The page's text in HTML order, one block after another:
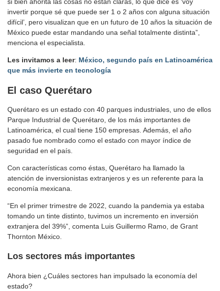
invertir porque sé que puede ser 1 o 2 años con alguna situación
difícil’, pero visualizan que en un futuro de 10 años la situación de
México puede estar mandando una señal totalmente distinta”,
menciona el especialista.
Les invitamos a leer: México, segundo país en Latinoamérica
que más invierte en tecnología
El caso Querétaro
Querétaro es un estado con 40 parques industriales, uno de ellos
Parque Industrial de Querétaro, de los más importantes de
Latinoamérica, el cual tiene 150 empresas. Además, el año
pasado fue nombrado como el estado con mayor índice de
seguridad en el país.
Con características como éstas, Querétaro ha llamado la
atención de inversionistas extranjeros y es un referente para la
economía mexicana.
“En el primer trimestre de 2022, cuando la pandemia ya estaba
tomando un tinte distinto, tuvimos un incremento en inversión
extranjera del 39%”, comenta Luis Guillermo Ramo, de Grant
Thornton México.
Los sectores más importantes
Ahora bien ¿Cuáles sectores han impulsado la economía del
estado?